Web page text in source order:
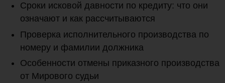
Сроки исковой давности по кредиту: что они
означают и как рассчитываются
Проверка исполнительного производства по
номеру и фамилии должника
Особенности отмены приказного производства
от Мирового судьи